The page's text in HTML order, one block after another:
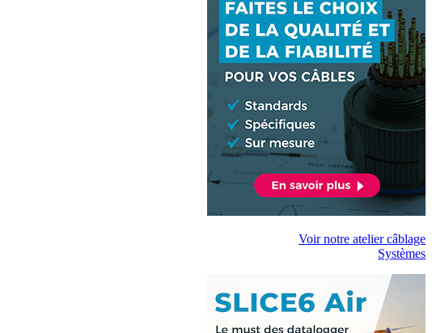
Voir notre atelier câblage
Systèmes